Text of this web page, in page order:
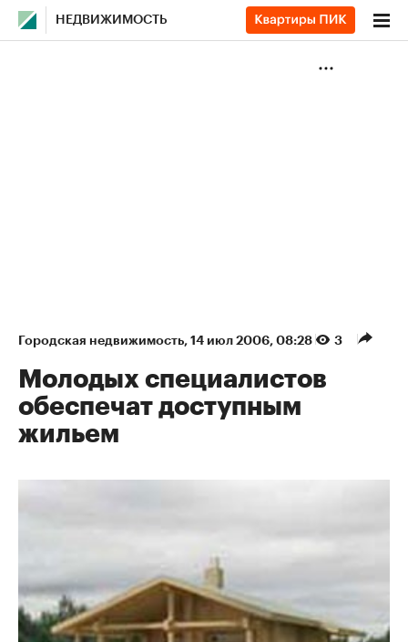
НЕДВИЖИМОСТЬ
Городская недвижимость⁠, 14 июл 2006, 08:28 3
Молодых специалистов
обеспечат доступным
жильем